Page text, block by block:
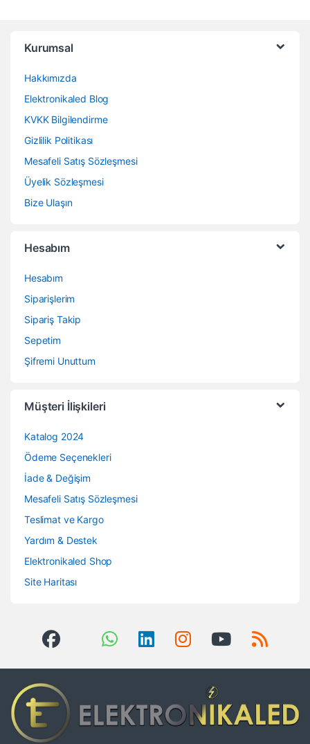
Kurumsal
Hakkımızda
Elektronikaled Blog
KVKK Bilgilendirme
Gizlilik Politikası
Mesafeli Satış Sözleşmesi
Üyelik Sözleşmesi
Bize Ulaşın
Hesabım
Hesabım
Siparişlerim
Sipariş Takip
Sepetim
Şifremi Unuttum
Müşteri İlişkileri
Katalog 2024
Ödeme Seçenekleri
İade & Değişim
Mesafeli Satış Sözleşmesi
Teslimat ve Kargo
Yardım & Destek
Elektronikaled Shop
Site Haritası